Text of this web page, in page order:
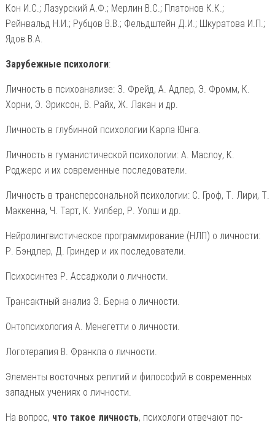
Кон И.С.; Лазурский А.Ф.; Мерлин В.С.; Платонов К.К.;
Рейнвальд Н.И.; Рубцов В.В.; Фельдштейн Д.И.; Шкуратова И.П.;
Ядов В.А.
Зарубежные психологи:
Личность в психоанализе: З. Фрейд, А. Адлер, Э. Фромм, К.
Хорни, Э. Эриксон, В. Райх, Ж. Лакан и др.
Личность в глубинной психологии Карла Юнга.
Личность в гуманистической психологии: А. Маслоу, К.
Роджерс и их современные последователи.
Личность в трансперсональной психологии: С. Гроф, Т. Лири, Т.
Маккенна, Ч. Тарт, К. Уилбер, Р. Уолш и др.
Нейролингвистическое программирование (НЛП) о личности:
Р. Бэндлер, Д. Гриндер и их последователи.
Психосинтез Р. Ассаджоли о личности.
Трансактный анализ Э. Берна о личности.
Онтопсихология А. Менегетти о личности.
Логотерапия В. Франкла о личности.
Элементы восточных религий и философий в современных
западных учениях о личности.
На вопрос, что такое личность, психологи отвечают по-